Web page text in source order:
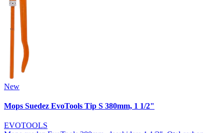
New
Mops Suedez EvoTools Tip S 380mm, 1 1/2"
EVOTOOLS